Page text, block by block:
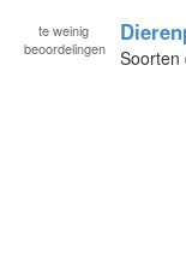
te weinig
beoordelingen
Soorten